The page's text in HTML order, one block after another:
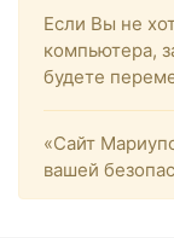
Если Вы не
компьютера,
будете
«Сайт
вашей